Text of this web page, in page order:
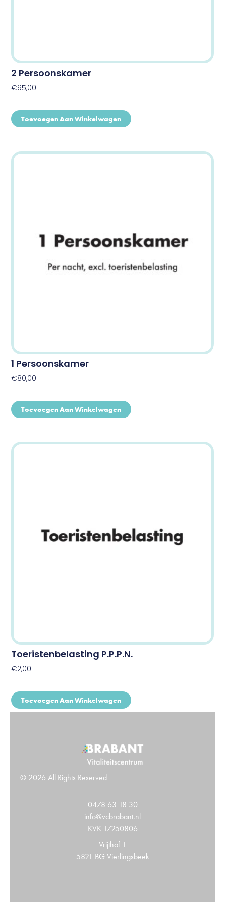
2 Persoonskamer
€95,00
Toevoegen Aan Winkelwagen
1 Persoonskamer
€80,00
Toevoegen Aan Winkelwagen
Toeristenbelasting P.p.p.n.
€2,00
Toevoegen Aan Winkelwagen
© 2026 All Rights Reserved
0478 63 18 30
info@vcbrabant.nl
KVK 17250806
Vrijthof 1
5821 BG Vierlingsbeek